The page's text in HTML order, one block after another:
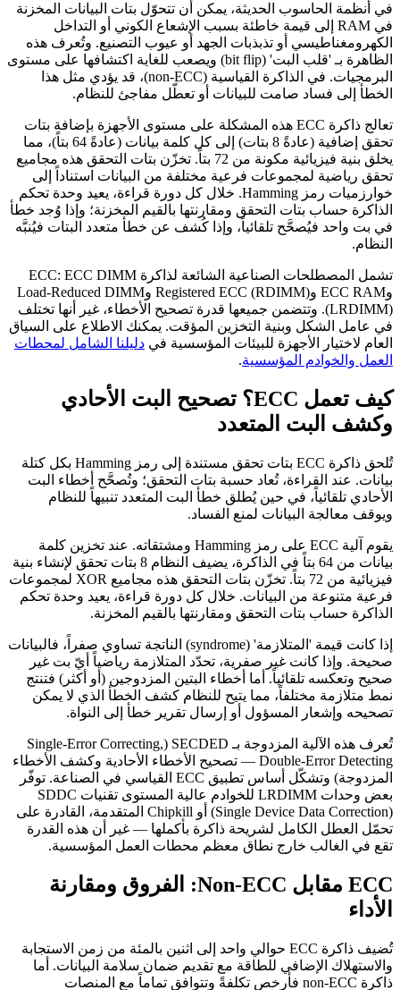
في أنظمة الحاسوب الحديثة، يمكن أن تتحوّل بتات البيانات المخزنة
في RAM إلى قيمة خاطئة بسبب الإشعاع الكوني أو التداخل
الكهرومغناطيسي أو تذبذبات الجهد أو عيوب التصنيع. وتُعرف هذه
الظاهرة بـ 'قلب البت' (bit flip) ويصعب للغاية اكتشافها على مستوى
البرمجيات. في الذاكرة القياسية (non-ECC)، قد يؤدي مثل هذا
الخطأ إلى فساد صامت للبيانات أو تعطّل مفاجئ للنظام.
تعالج ذاكرة ECC هذه المشكلة على مستوى الأجهزة بإضافة بتات
تحقق إضافية (عادةً 8 بتات) إلى كل كلمة بيانات (عادةً 64 بتاً)، مما
يخلق بنية فيزيائية مكونة من 72 بتاً. تخزّن بتات التحقق هذه مجاميع
تحقق رياضية لمجموعات فرعية مختلفة من البيانات استناداً إلى
خوارزميات رمز Hamming. خلال كل دورة قراءة، يعيد وحدة تحكم
الذاكرة حساب بتات التحقق ومقارنتها بالقيم المخزنة؛ وإذا وُجد خطأ
في بت واحد فيُصحَّح تلقائياً، وإذا كُشف عن خطأ متعدد البتات فيُنبَّه
النظام.
تشمل المصطلحات الصناعية الشائعة لذاكرة ECC: ECC DIMM
وECC RAM وRegistered ECC (RDIMM) وLoad-Reduced DIMM
(LRDIMM). وتتضمن جميعها قدرة تصحيح الأخطاء، غير أنها تختلف
في عامل الشكل وبنية التخزين المؤقت. يمكنك الاطلاع على السياق
العام لاختيار الأجهزة للبيئات المؤسسية في دليلنا الشامل لمحطات
العمل والخوادم المؤسسية.
كيف تعمل ECC؟ تصحيح البت الأحادي
وكشف البت المتعدد
تُلحق ذاكرة ECC بتات تحقق مستندة إلى رمز Hamming بكل كتلة
بيانات. عند القراءة، تُعاد حسبة بتات التحقق؛ وتُصحَّح أخطاء البت
الأحادي تلقائياً، في حين يُطلق خطأ البت المتعدد تنبيهاً للنظام
ويوقف معالجة البيانات لمنع الفساد.
يقوم آلية ECC على رمز Hamming ومشتقاته. عند تخزين كلمة
بيانات من 64 بتاً في الذاكرة، يضيف النظام 8 بتات تحقق لإنشاء بنية
فيزيائية من 72 بتاً. تخزّن بتات التحقق هذه مجاميع XOR لمجموعات
فرعية متنوعة من البيانات. خلال كل دورة قراءة، يعيد وحدة تحكم
الذاكرة حساب بتات التحقق ومقارنتها بالقيم المخزنة.
إذا كانت قيمة 'المتلازمة' (syndrome) الناتجة تساوي صفراً، فالبيانات
صحيحة. وإذا كانت غير صفرية، تحدّد المتلازمة رياضياً أيّ بت غير
صحيح وتعكسه تلقائياً. أما أخطاء البتين المزدوجين (أو أكثر) فتنتج
نمط متلازمة مختلفاً، مما يتيح للنظام كشف الخطأ الذي لا يمكن
تصحيحه وإشعار المسؤول أو إرسال تقرير خطأ إلى النواة.
تُعرف هذه الآلية المزدوجة بـ SECDED (Single-Error Correcting,
Double-Error Detecting — تصحيح الأخطاء الأحادية وكشف الأخطاء
المزدوجة) وتشكّل أساس تطبيق ECC القياسي في الصناعة. توفّر
بعض وحدات LRDIMM للخوادم عالية المستوى تقنيات SDDC
(Single Device Data Correction) أو Chipkill المتقدمة، القادرة على
تحمّل العطل الكامل لشريحة ذاكرة بأكملها — غير أن هذه القدرة
تقع في الغالب خارج نطاق معظم محطات العمل المؤسسية.
ECC مقابل Non-ECC: الفروق ومقارنة
الأداء
تُضيف ذاكرة ECC حوالي واحد إلى اثنين بالمئة من زمن الاستجابة
والاستهلاك الإضافي للطاقة مع تقديم ضمان سلامة البيانات. أما
ذاكرة non-ECC فأرخص تكلفةً وتتوافق تماماً مع المنصات